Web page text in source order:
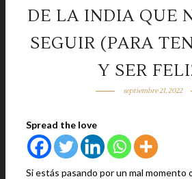
DE LA INDIA QUE
SEGUIR (PARA
Y SER
septiembre 21, 2022
Spread the love
Si estás pasando por un mal momento